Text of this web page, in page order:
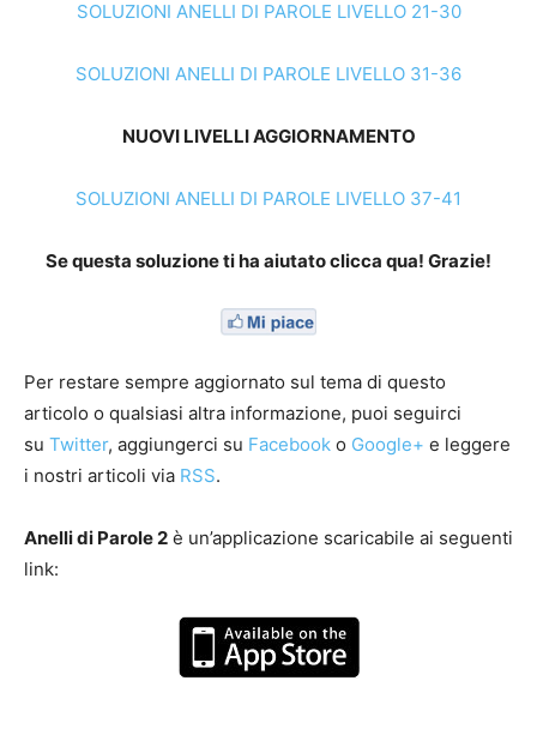
SOLUZIONI ANELLI DI PAROLE LIVELLO 21-30
SOLUZIONI ANELLI DI PAROLE LIVELLO 31-36
NUOVI LIVELLI AGGIORNAMENTO
SOLUZIONI ANELLI DI PAROLE LIVELLO 37-41
Se questa soluzione ti ha aiutato clicca qua! Grazie!
Per restare sempre aggiornato sul tema di questo
articolo o qualsiasi altra informazione, puoi seguirci
su Twitter, aggiungerci su Facebook o Google+ e leggere
i nostri articoli via RSS.
Anelli di Parole 2 è un’applicazione scaricabile ai seguenti
link: